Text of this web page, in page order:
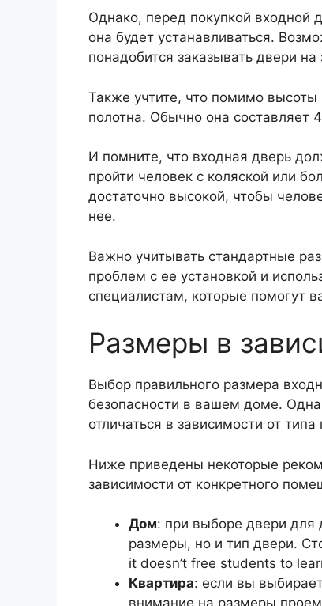
Однако, перед покупкой входной
она будет устанавливаться.
понадобится заказывать двери на
Также учтите, что помимо
полотна. Обычно она составляет
И помните, что входная дверь
пройти человек с коляской или
достаточно высокой, чтобы
нее.
Важно учитывать стандартные
проблем с ее установкой и
специалистам, которые помогут
Размеры в
Выбор правильного размера
безопасности в вашем доме.
отличаться в зависимости от
Ниже приведены некоторые
зависимости от конкретного
Дом: при выборе двери для
размеры, но и тип двери.
it doesn’t free students to
Квартира: если вы